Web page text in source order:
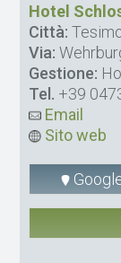
Hotel
Città:
Via:
Gestione:
Tel. +39
Email
Sito web